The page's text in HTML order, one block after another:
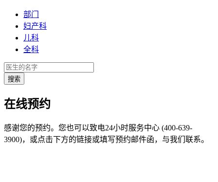
部门
妇产科
儿科
全科
在线预约
感谢您的预约。您也可以致电24小时服务中心 (400-639-
3900)，或点击下方的链接或填写预约邮件函，与我们联系。